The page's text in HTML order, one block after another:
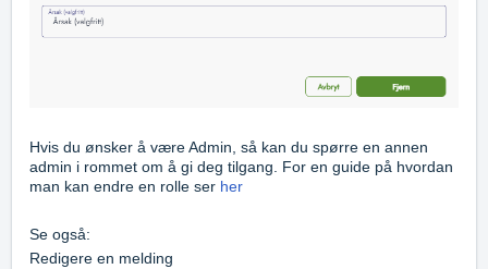
Hvis du ønsker å være Admin, så kan du spørre en annen
admin i rommet om å gi deg tilgang. For en guide på hvordan
man kan endre en rolle ser her
Se også:
Redigere en melding